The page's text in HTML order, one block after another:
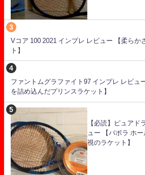
Vコア 100 2021 インプレ レビュー 【柔らか
ト】
ファントムグラファイト97 インプレ レビュ
を詰め込んだプリンスラケット】
【必読】ピュアド
ュー 【バボラ ホ
視のラケット】